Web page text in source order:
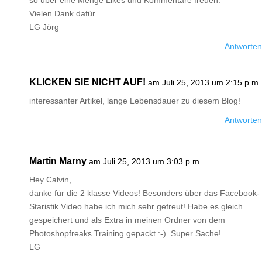
Vielen Dank dafür.
LG Jörg
Antworten
KLICKEN SIE NICHT AUF! am Juli 25, 2013 um 2:15 p.m.
interessanter Artikel, lange Lebensdauer zu diesem Blog!
Antworten
Martin Marny am Juli 25, 2013 um 3:03 p.m.
Hey Calvin,
danke für die 2 klasse Videos! Besonders über das Facebook-
Staristik Video habe ich mich sehr gefreut! Habe es gleich
gespeichert und als Extra in meinen Ordner von dem
Photoshopfreaks Training gepackt :-). Super Sache!
LG